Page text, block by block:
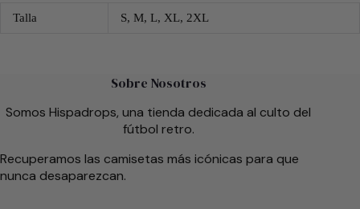
Talla S, M, L, XL, 2XL
Sobre Nosotros
Somos Hispadrops, una tienda dedicada al culto del
fútbol retro.
Recuperamos las camisetas más icónicas para que
nunca desaparezcan.